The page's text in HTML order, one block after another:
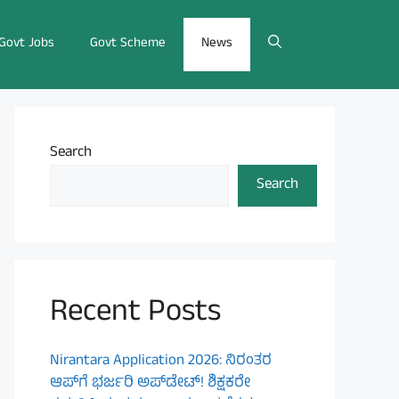
Jobs Govt Scheme News
Search
Search
Recent Posts
Nirantara Application 2026: ನಿರಂತರ
ಆಪ್‌ಗೆ ಭರ್ಜರಿ ಅಪ್‌ಡೇಟ್! ಶಿಕ್ಷಕರೇ